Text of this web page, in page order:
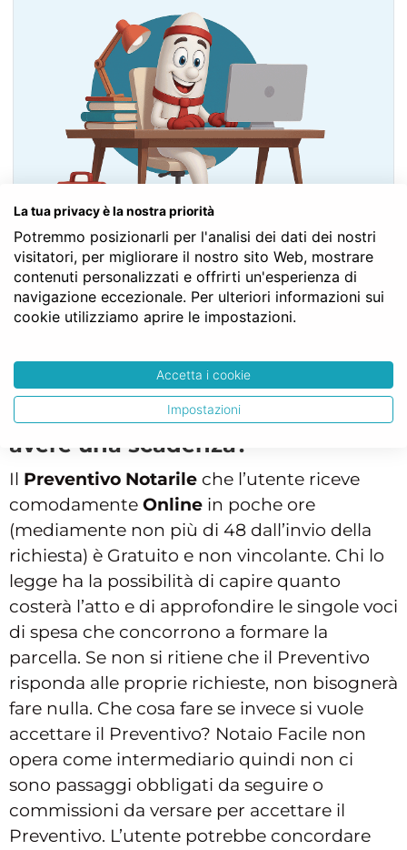
Contatta il Notaio Gratis
Fai un PREVENTIVO
Il Preventivo del Notaio può
avere una scadenza?
Il Preventivo Notarile che l’utente riceve
comodamente Online in poche ore
(mediamente non più di 48 dall’invio della
richiesta) è Gratuito e non vincolante. Chi lo
legge ha la possibilità di capire quanto
costerà l’atto e di approfondire le singole voci
di spesa che concorrono a formare la
parcella. Se non si ritiene che il Preventivo
risponda alle proprie richieste, non bisognerà
fare nulla. Che cosa fare se invece si vuole
accettare il Preventivo? Notaio Facile non
opera come intermediario quindi non ci
sono passaggi obbligati da seguire o
commissioni da versare per accettare il
Preventivo. L’utente potrebbe concordare
La tua privacy è la nostra priorità
Potremmo posizionarli per l'analisi dei dati dei nostri
visitatori, per migliorare il nostro sito Web, mostrare
contenuti personalizzati e offrirti un'esperienza di
navigazione eccezionale. Per ulteriori informazioni sui
cookie utilizziamo aprire le impostazioni.
Accetta i cookie
Impostazioni